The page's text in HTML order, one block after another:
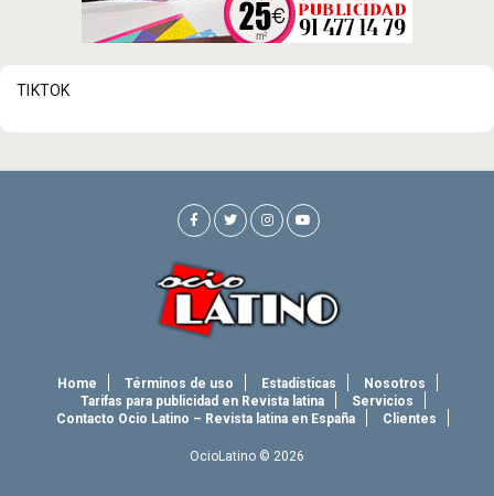
TIKTOK
Home Términos de uso Estadísticas
Nosotros
Tarifas para publicidad en Revista latina
Servicios
Contacto Ocio Latino – Revista latina en España
Clientes
OcioLatino © 2026